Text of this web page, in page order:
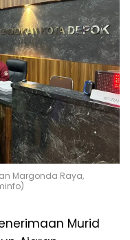
Margonda Raya,
Murid